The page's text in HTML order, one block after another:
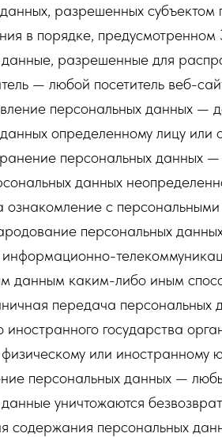
разрешенных субъектом
в порядке,
разрешенные для
— любой посетитель веб-
персональных данных —
определенному лицу или
персональных данных
данных
ознакомление с
персональных
данным каким-либо иным
передача
государства
или иностранному
персональных данных —
уничтожаются
содержания персональных